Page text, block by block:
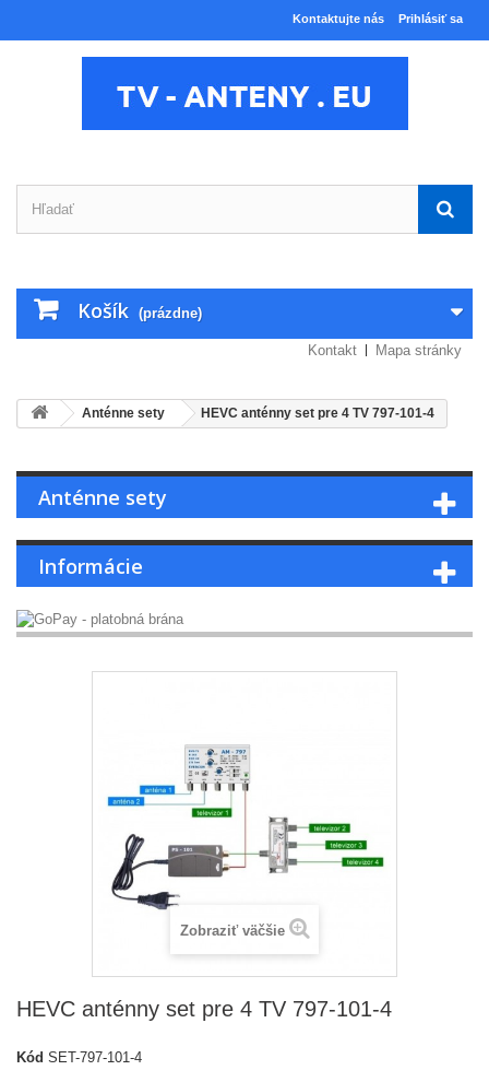
Prihlásiť sa
Kontaktujte nás
Košík (prázdne)
Kontakt Mapa stránky
Anténne sety HEVC anténny set pre 4 TV 797-101-4
Anténne sety
Informácie
Zobraziť väčšie
HEVC anténny set pre 4 TV 797-101-4
Kód SET-797-101-4